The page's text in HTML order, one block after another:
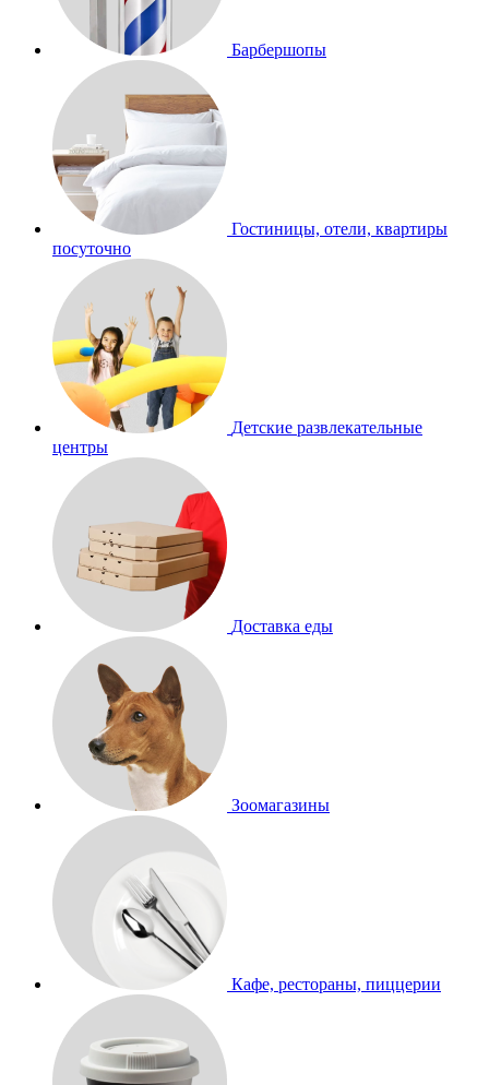
Барбершопы
Гостиницы, отели, квартиры
посуточно
Детские развлекательные
центры
Доставка еды
Зоомагазины
Кафе, рестораны, пиццерии